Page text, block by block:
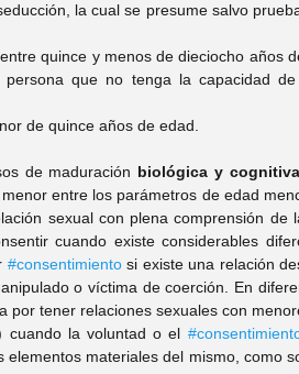
la cual se presume salvo
quince y menos de dieciocho años
que no tenga la capacidad
de quince años de edad.
de maduración biológica y cognitiva
entre los parámetros de edad
sexual con plena comprensión de
cuando existe considerables
#consentimiento si existe una relación
o víctima de coerción. En
por tener relaciones sexuales con
cuando la voluntad o el
materiales del mismo, como